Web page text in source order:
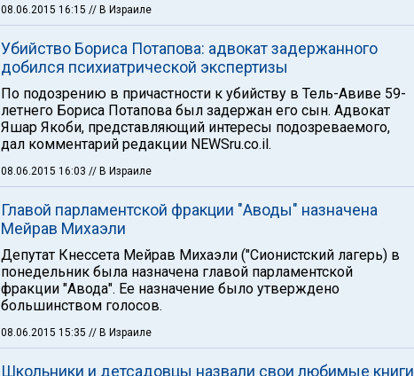
08.06.2015 16:15 // В Израиле
Убийство Бориса Потапова: адвокат задержанного
добился психиатрической экспертизы
По подозрению в причастности к убийству в Тель-Авиве 59-
летнего Бориса Потапова был задержан его сын. Адвокат
Яшар Якоби, представляющий интересы подозреваемого,
дал комментарий редакции NEWSru.co.il.
08.06.2015 16:03 // В Израиле
Главой парламентской фракции "Аводы" назначена
Мейрав Михаэли
Депутат Кнессета Мейрав Михаэли ("Сионистский лагерь) в
понедельник была назначена главой парламентской
фракции "Авода". Ее назначение было утверждено
большинством голосов.
08.06.2015 15:35 // В Израиле
Школьники и детсадовцы назвали свои любимые книги